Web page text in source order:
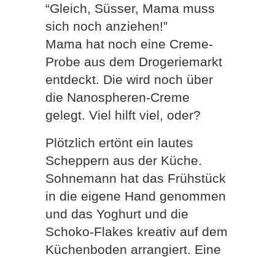
“Gleich, Süsser, Mama muss
sich noch anziehen!”
Mama hat noch eine Creme-
Probe aus dem Drogeriemarkt
entdeckt. Die wird noch über
die Nanospheren-Creme
gelegt. Viel hilft viel, oder?
Plötzlich ertönt ein lautes
Scheppern aus der Küche.
Sohnemann hat das Frühstück
in die eigene Hand genommen
und das Yoghurt und die
Schoko-Flakes kreativ auf dem
Küchenboden arrangiert. Eine